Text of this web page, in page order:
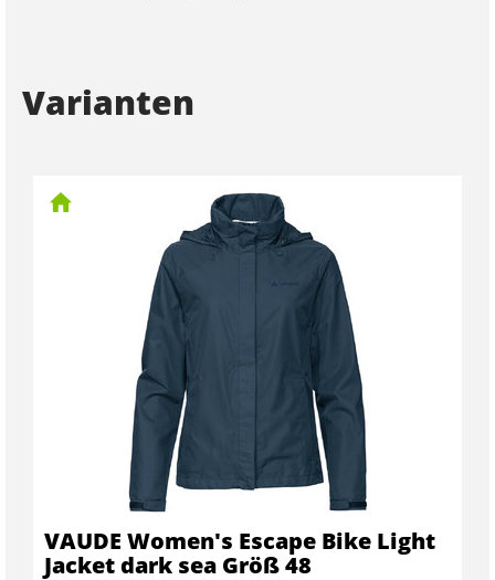
Varianten
VAUDE Women's Escape Bike Light
Jacket dark sea Größ 48